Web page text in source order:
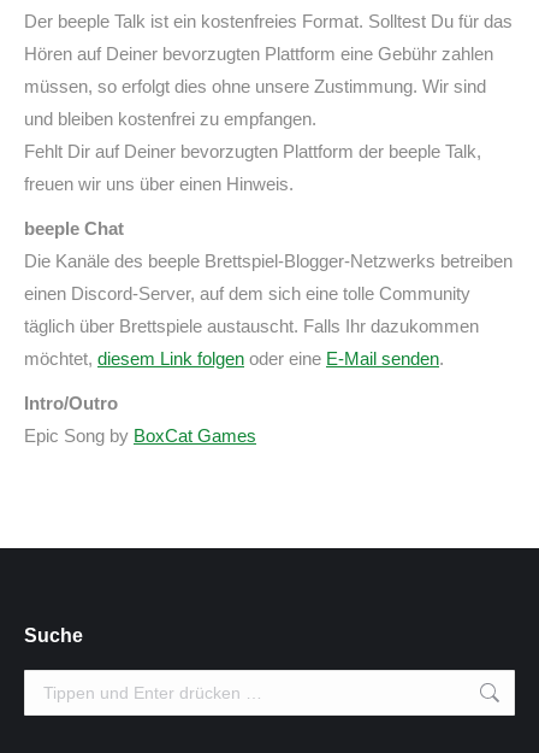
Der beeple Talk ist ein kostenfreies Format. Solltest Du für das
Hören auf Deiner bevorzugten Plattform eine Gebühr zahlen
müssen, so erfolgt dies ohne unsere Zustimmung. Wir sind
und bleiben kostenfrei zu empfangen.
Fehlt Dir auf Deiner bevorzugten Plattform der beeple Talk,
freuen wir uns über einen Hinweis.
beeple Chat
Die Kanäle des beeple Brettspiel-Blogger-Netzwerks betreiben
einen Discord-Server, auf dem sich eine tolle Community
täglich über Brettspiele austauscht. Falls Ihr dazukommen
möchtet, diesem Link folgen oder eine E-Mail senden.
Intro/Outro
Epic Song by BoxCat Games
Suche
Search: